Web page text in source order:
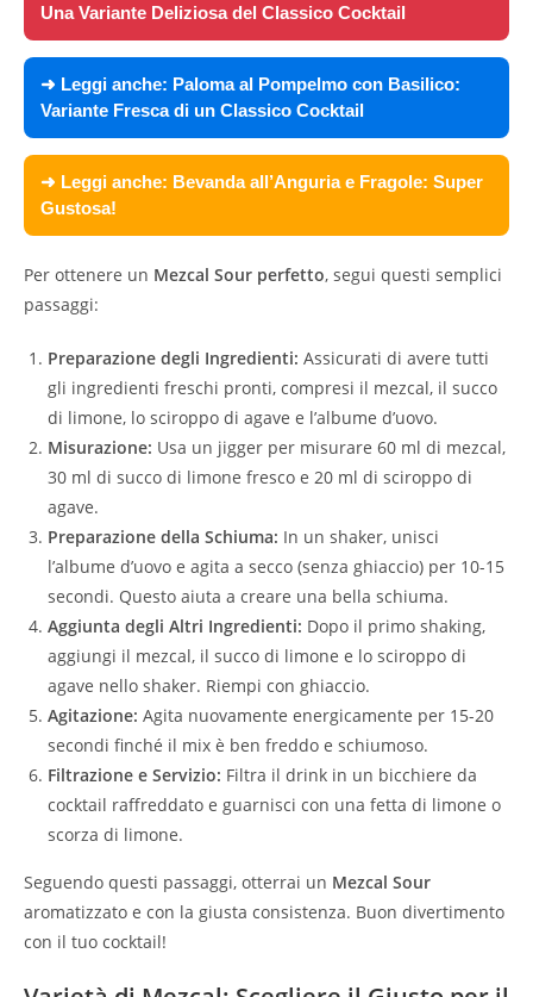
Una Variante Deliziosa del Classico Cocktail
➜ Leggi anche: Paloma al Pompelmo con Basilico:
Variante Fresca di un Classico Cocktail
➜ Leggi anche: Bevanda all’Anguria e Fragole: Super
Gustosa!
Per ottenere un Mezcal Sour perfetto, segui questi semplici
passaggi:
Preparazione degli Ingredienti: Assicurati di avere tutti
gli ingredienti freschi pronti, compresi il mezcal, il succo
di limone, lo sciroppo di agave e l’albume d’uovo.
Misurazione: Usa un jigger per misurare 60 ml di mezcal,
30 ml di succo di limone fresco e 20 ml di sciroppo di
agave.
Preparazione della Schiuma: In un shaker, unisci
l’albume d’uovo e agita a secco (senza ghiaccio) per 10-15
secondi. Questo aiuta a creare una bella schiuma.
Aggiunta degli Altri Ingredienti: Dopo il primo shaking,
aggiungi il mezcal, il succo di limone e lo sciroppo di
agave nello shaker. Riempi con ghiaccio.
Agitazione: Agita nuovamente energicamente per 15-20
secondi finché il mix è ben freddo e schiumoso.
Filtrazione e Servizio: Filtra il drink in un bicchiere da
cocktail raffreddato e guarnisci con una fetta di limone o
scorza di limone.
Seguendo questi passaggi, otterrai un Mezcal Sour
aromatizzato e con la giusta consistenza. Buon divertimento
con il tuo cocktail!